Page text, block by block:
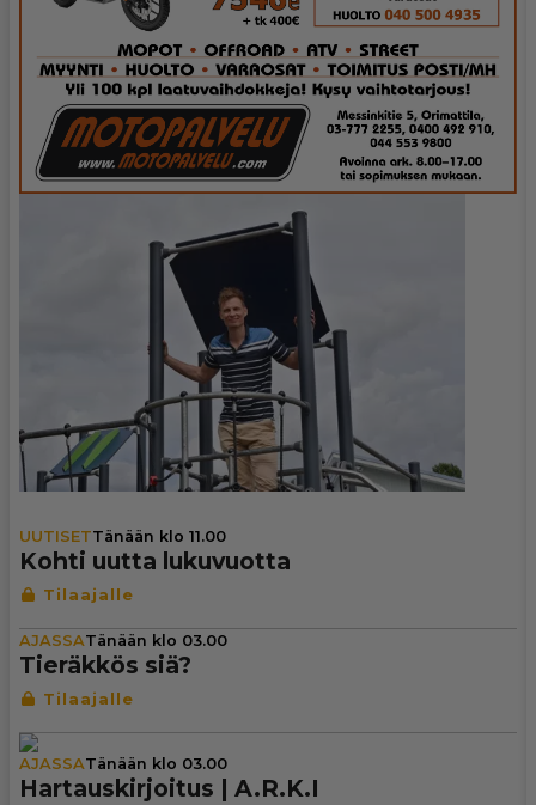
UUTISETTänään klo 11.00
Kohti uutta luku­vuotta
AJASSATänään klo 03.00
Tieräkkös siä?
AJASSATänään klo 03.00
Har­taus­kir­joi­tus | A.R.K.I